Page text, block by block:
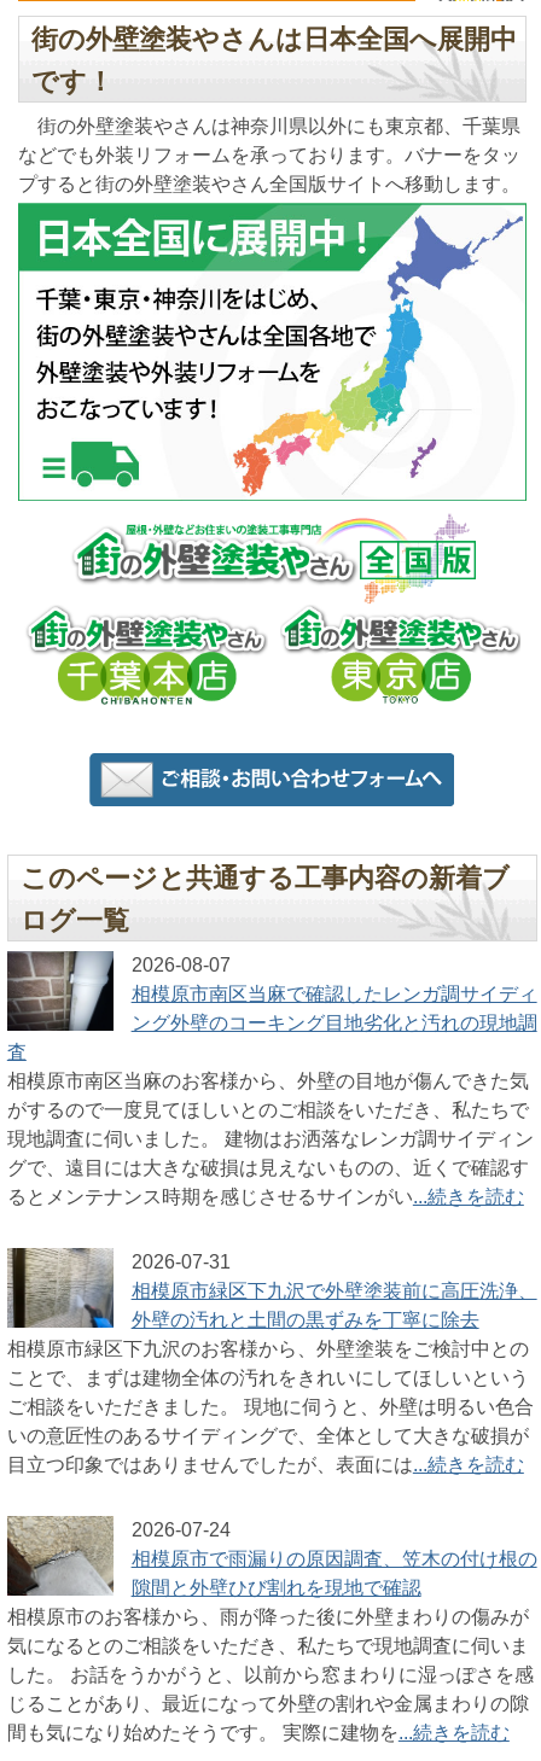
街の外壁塗装やさんは日本全国へ展開中
です！
街の外壁塗装やさんは神奈川県以外にも東京都、千葉県
などでも外装リフォームを承っております。バナーをタッ
プすると街の外壁塗装やさん全国版サイトへ移動します。
このページと共通する工事内容の新着ブ
ログ一覧
2026-08-07
相模原市南区当麻で確認したレンガ調サイディ
ング外壁のコーキング目地劣化と汚れの現地調
査
相模原市南区当麻のお客様から、外壁の目地が傷んできた気
がするので一度見てほしいとのご相談をいただき、私たちで
現地調査に伺いました。 建物はお洒落なレンガ調サイディン
グで、遠目には大きな破損は見えないものの、近くで確認す
るとメンテナンス時期を感じさせるサインがい...続きを読む
2026-07-31
相模原市緑区下九沢で外壁塗装前に高圧洗浄、
外壁の汚れと土間の黒ずみを丁寧に除去
相模原市緑区下九沢のお客様から、外壁塗装をご検討中との
ことで、まずは建物全体の汚れをきれいにしてほしいという
ご相談をいただきました。 現地に伺うと、外壁は明るい色合
いの意匠性のあるサイディングで、全体として大きな破損が
目立つ印象ではありませんでしたが、表面には...続きを読む
2026-07-24
相模原市で雨漏りの原因調査、笠木の付け根の
隙間と外壁ひび割れを現地で確認
相模原市のお客様から、雨が降った後に外壁まわりの傷みが
気になるとのご相談をいただき、私たちで現地調査に伺いま
した。 お話をうかがうと、以前から窓まわりに湿っぽさを感
じることがあり、最近になって外壁の割れや金属まわりの隙
間も気になり始めたそうです。 実際に建物を...続きを読む